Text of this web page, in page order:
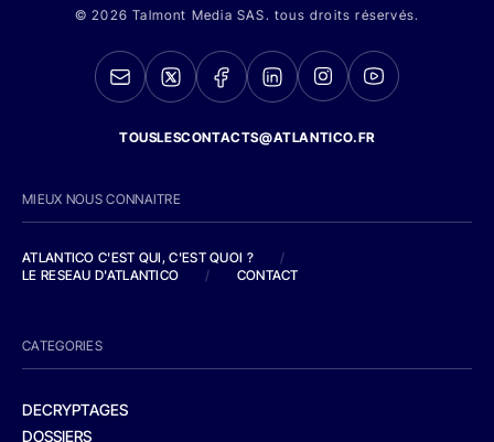
© 2026 Talmont Media SAS. tous droits réservés.
TOUSLESCONTACTS@ATLANTICO.FR
MIEUX NOUS CONNAITRE
ATLANTICO C'EST QUI, C'EST QUOI ?
/
LE RESEAU D'ATLANTICO
/ CONTACT
CATEGORIES
DECRYPTAGES
DOSSIERS